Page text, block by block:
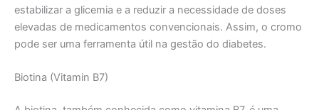
estabilizar a glicemia e a reduzir a necessidade de doses
elevadas de medicamentos convencionais. Assim, o cromo
pode ser uma ferramenta útil na gestão do diabetes.
Biotina (Vitamin B7)